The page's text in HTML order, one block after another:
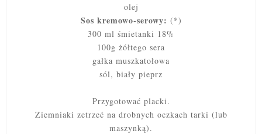
olej
Sos kremowo-serowy: (*)
300 ml śmietanki 18%
100g żółtego sera
gałka muszkatołowa
sól, biały pieprz
Przygotować placki.
Ziemniaki zetrzeć na drobnych oczkach tarki (lub
maszynką).